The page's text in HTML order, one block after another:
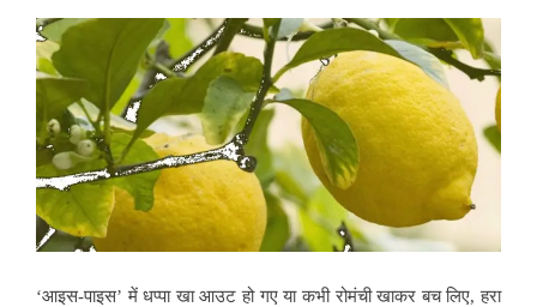
‘आइस-पाइस’ में धप्पा खा आउट हो गए या कभी रोमंची खाकर बच लिए, हरा